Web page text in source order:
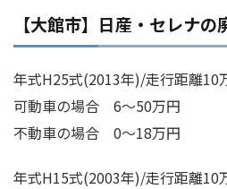
【大館市】日産・セレナ
年式H25式(2013年)/走行距離10
可動車の場合 6～50万円
不動車の場合 0～18万円
年式H15式(2003年)/走行距離10